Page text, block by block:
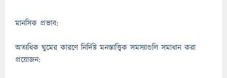
মানসিক প্রভাব:
অত্যধিক ঘুমের কারণে নির্দিষ্ট মনস্তাত্ত্বিক সমস্যাগুলি সমাধান করা
প্রয়োজন: